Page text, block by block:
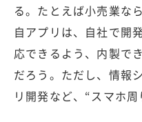
る。たとえば小売業な
自アプリは、自社で開
応できるよう、内製で
だろう。ただし、情報
リ開発など、“スマホ周